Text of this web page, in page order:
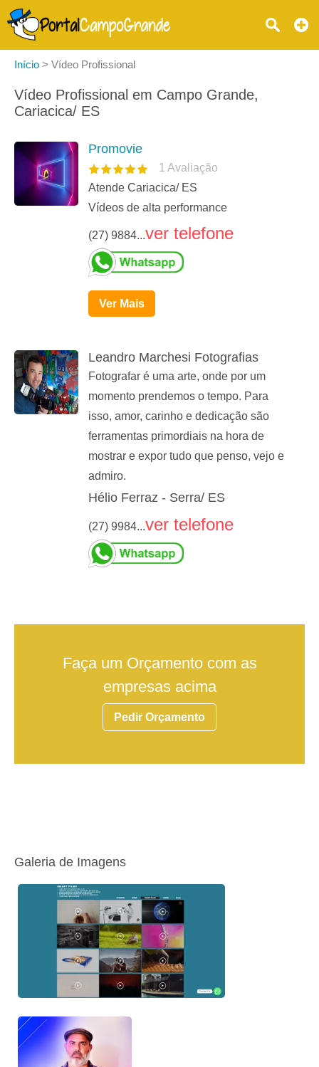
Início > Vídeo Profissional
Vídeo Profissional em Campo Grande,
Cariacica/ ES
Promovie
1 Avaliação
Atende Cariacica/ ES
Vídeos de alta performance
(27) 9884...ver telefone
Ver Mais
Leandro Marchesi Fotografias
Fotografar é uma arte, onde por um
momento prendemos o tempo. Para
isso, amor, carinho e dedicação são
ferramentas primordiais na hora de
mostrar e expor tudo que penso, vejo e
admiro.
Hélio Ferraz - Serra/ ES
(27) 9984...ver telefone
Faça um Orçamento com as
empresas acima
Pedir Orçamento
Galeria de Imagens